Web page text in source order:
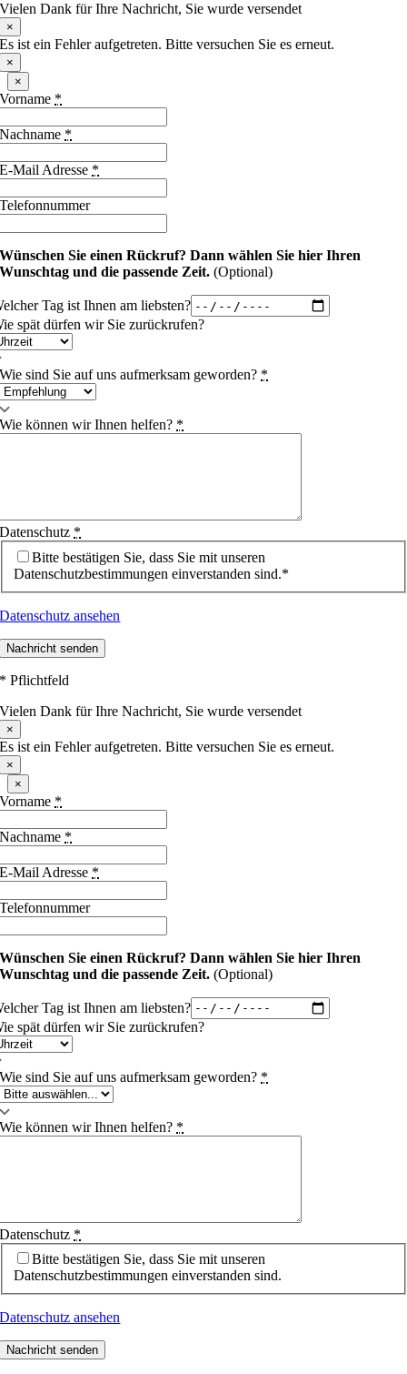
Vielen Dank für Ihre Nachricht, Sie wurde versendet
×
Es ist ein Fehler aufgetreten. Bitte versuchen Sie es erneut.
×
×
Vorname *
Nachname *
E-Mail Adresse *
Telefonnummer
Wünschen Sie einen Rückruf? Dann wählen Sie hier Ihren
Wunschtag und die passende Zeit.(Optional)
Tag ist Ihnen am liebsten?
spät dürfen wir Sie zurückrufen?
Wie sind Sie auf uns aufmerksam geworden? *
Wie können wir Ihnen helfen? *
Datenschutz *
Bitte bestätigen Sie, dass Sie mit unseren
Datenschutzbestimmungen einverstanden sind.*
Datenschutz ansehen
Nachricht senden
* Pflichtfeld
Vielen Dank für Ihre Nachricht, Sie wurde versendet
×
Es ist ein Fehler aufgetreten. Bitte versuchen Sie es erneut.
×
×
Vorname *
Nachname *
E-Mail Adresse *
Telefonnummer
Wünschen Sie einen Rückruf? Dann wählen Sie hier Ihren
Wunschtag und die passende Zeit.(Optional)
Tag ist Ihnen am liebsten?
spät dürfen wir Sie zurückrufen?
Wie sind Sie auf uns aufmerksam geworden? *
Wie können wir Ihnen helfen? *
Datenschutz *
Bitte bestätigen Sie, dass Sie mit unseren
Datenschutzbestimmungen einverstanden sind.
Datenschutz ansehen
Nachricht senden